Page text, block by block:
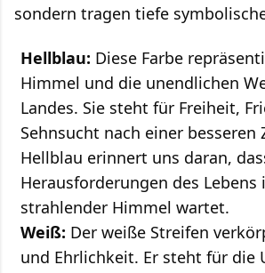
sondern tragen tiefe
Hellblau: Diese Farbe
Himmel und die unendlichen
Landes. Sie steht für Freiheit,
Sehnsucht nach einer besseren
Hellblau erinnert uns daran,
Herausforderungen des Lebens
strahlender Himmel wartet.
Weiß: Der weiße Streifen
und Ehrlichkeit. Er steht für die